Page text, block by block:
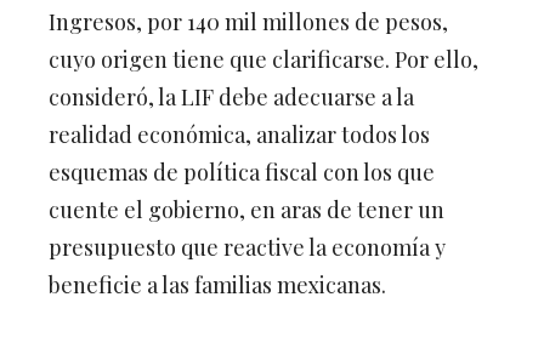
Ingresos, por 140 mil millones de pesos,
cuyo origen tiene que clarificarse. Por ello,
consideró, la LIF debe adecuarse a la
realidad económica, analizar todos los
esquemas de política fiscal con los que
cuente el gobierno, en aras de tener un
presupuesto que reactive la economía y
beneficie a las familias mexicanas.